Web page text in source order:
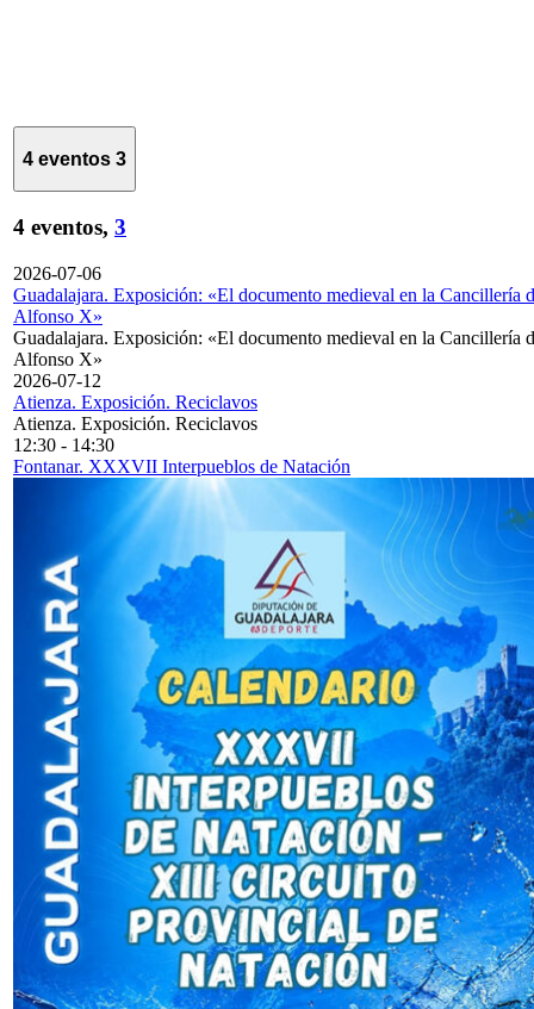
4 eventos 3
4 eventos, 3
2026-07-06
Guadalajara. Exposición: «El documento medieval en la Cancillería
Alfonso X»
Guadalajara. Exposición: «El documento medieval en la Cancillería
Alfonso X»
2026-07-12
Atienza. Exposición. Reciclavos
Atienza. Exposición. Reciclavos
12:30 - 14:30
Fontanar. XXXVII Interpueblos de Natación